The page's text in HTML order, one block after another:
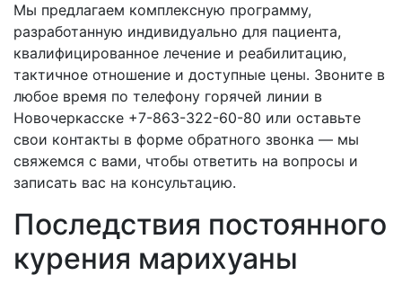
Мы предлагаем комплексную программу,
разработанную индивидуально для пациента,
квалифицированное лечение и реабилитацию,
тактичное отношение и доступные цены. Звоните в
любое время по телефону горячей линии в
Новочеркасске +7-863-322-60-80 или оставьте
свои контакты в форме обратного звонка — мы
свяжемся с вами, чтобы ответить на вопросы и
записать вас на консультацию.
Последствия постоянного
курения марихуаны